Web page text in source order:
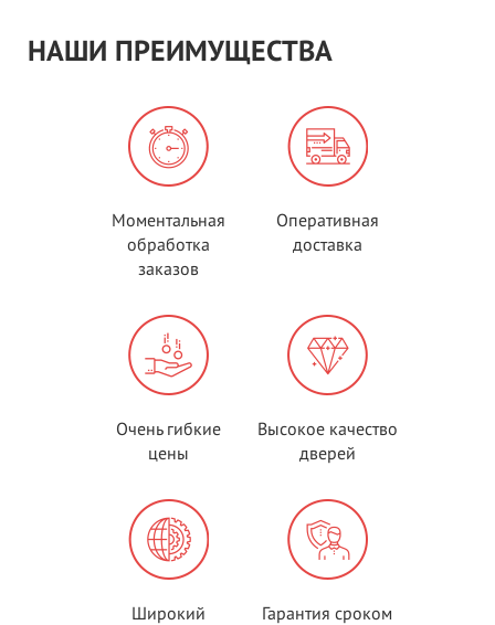
НАШИ ПРЕИМУЩЕСТВА
Моментальная
обработка
заказов
Оперативная
доставка
Очень гибкие
цены
Высокое качество
дверей
Широкий
Гарантия сроком